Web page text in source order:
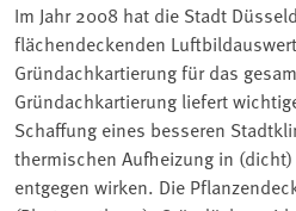
Im Jahr 2008 hat die Stadt
flächendeckenden
Gründachkartierung für das
Gründachkartierung liefert
Schaffung eines besseren
thermischen Aufheizung in
entgegen wirken. Die